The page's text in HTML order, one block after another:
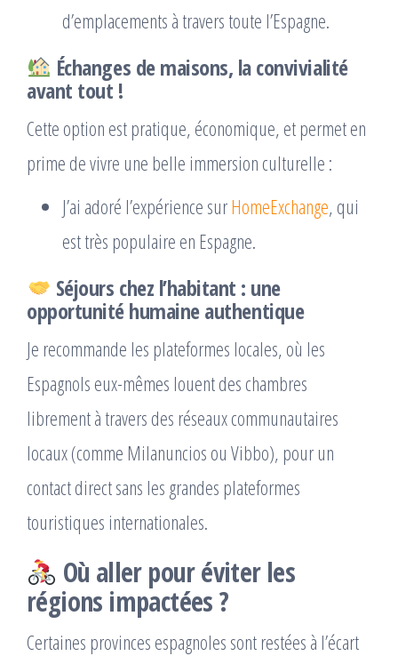
d’emplacements à travers toute l’Espagne.
Échanges de maisons, la convivialité
avant tout !
Cette option est pratique, économique, et permet en
prime de vivre une belle immersion culturelle :
J’ai adoré l’expérience surHomeExchange, qui
est très populaire en Espagne.
Séjours chez l’habitant : une
opportunité humaine authentique
Je recommande les plateformes locales, où les
Espagnols eux-mêmes louent des chambres
librement à travers des réseaux communautaires
locaux (comme Milanuncios ou Vibbo), pour un
contact direct sans les grandes plateformes
touristiques internationales.
Où aller pour éviter les
régions impactées ?
Certaines provinces espagnoles sont restées à l’écart